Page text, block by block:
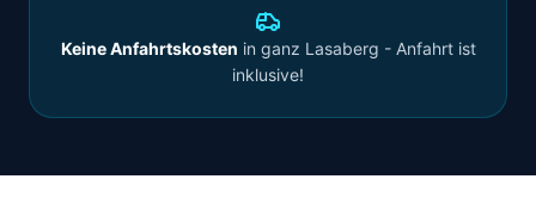
Keine Anfahrtskosten in ganz Lasaberg - Anfahrt ist
inklusive!